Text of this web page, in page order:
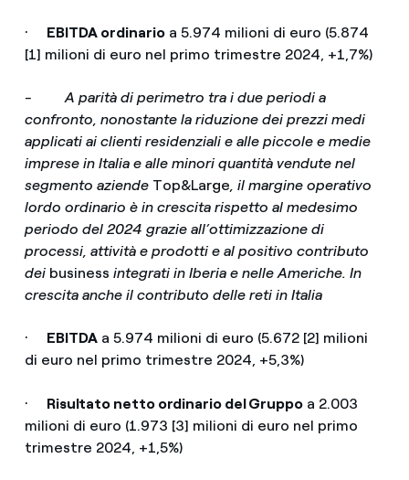
· EBITDA ordinarioa 5.974 milioni di euro (5.874
[1] milioni di euro nel primo trimestre 2024, +1,7%)
- A parità di perimetro tra i due periodi a
confronto, nonostante la riduzione dei prezzi medi
applicati ai clienti residenziali e alle piccole e medie
imprese in Italia e alle minori quantità vendute nel
segmento aziende Top&Large, il margine operativo
lordo ordinario è in crescita rispetto al medesimo
periodo del 2024 grazie all’ottimizzazione di
processi, attività e prodotti e al positivo contributo
dei business integrati in Iberia e nelle Americhe. In
crescita anche il contributo delle reti in Italia
· EBITDA a 5.974 milioni di euro (5.672 [2] milioni
di euro nel primo trimestre 2024, +5,3%)
· Risultato netto ordinario del Gruppo a 2.003
milioni di euro (1.973 [3] milioni di euro nel primo
trimestre 2024, +1,5%)